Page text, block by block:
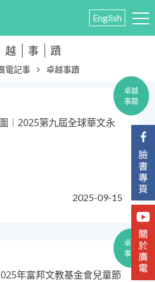
English
越 事 蹟
電記事 卓越事蹟
卓越
事蹟
2025-09-15
︱2025第九屆全球華文永
卓越
事蹟
年富邦文教基金會兒童節